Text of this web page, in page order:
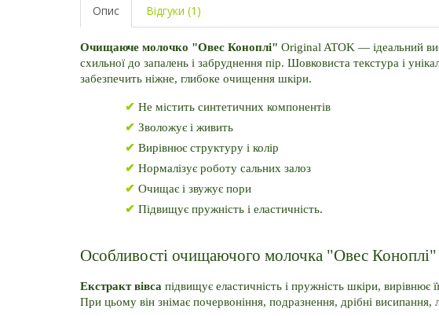
Опис Відгуки (1)
Очищаюче молочко "Овес Коноплі" Original ATOK — ідеальний
схильної до запалень і забруднення пір. Шовковиста текстура і
забезпечить ніжне, глибоке очищення шкіри.
✔ Не містить синтетичних компонентів
✔ Зволожує і живить
✔ Вирівнює структуру і колір
✔ Нормалізує роботу сальних залоз
✔ Очищає і звужує пори
✔ Підвищує пружність і еластичність.
Особливості очищаючого молочка "Овес Коноплі"
Екстракт вівса підвищує еластичність і пружність шкіри, вирівнює
При цьому він знімає почервоніння, подразнення, дрібні висипання,